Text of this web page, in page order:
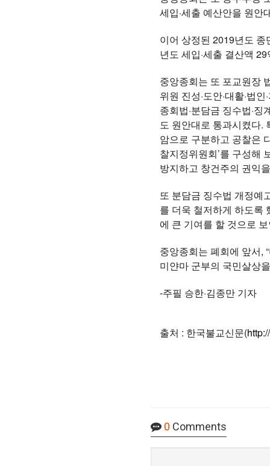
세입·세출 예산안을 원안
이어 상정된 2019년도
년도 세입·세출 결산액
중앙종회는 또 포교원장
위원 진성·도안·대활·법
종회법·분담금 징수법·
도 원안대로 통과시켰다.
암으로 구분하고 공찰은
찰지정위원회’를 구성해
방지하고 창건주의 권익
또 분담금 징수법 개정예
를 더욱 철저하게 하도록
에 큰 기여를 할 것으로
중앙종회는 폐회에 앞서,
미얀마 군부의 국민살상
-주필 승한·김종만 기자
출처 : 한국불교신문(
0 Comments